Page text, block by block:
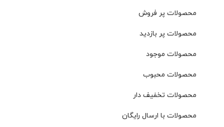
محصولات پر فروش
محصولات پر بازدید
محصولات موجود
محصولات محبوب
محصولات تخفیف دار
محصولات با ارسال رایگان